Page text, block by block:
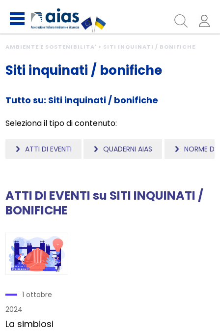
AMBIENTE E SOSTENIBILITA' > SITI INQUINATI / BONIFICHE
Siti inquinati / bonifiche
Tutto su: Siti inquinati / bonifiche
Seleziona il tipo di contenuto:
ATTI DI EVENTI QUADERNI AIAS NORME DI
ATTI DI EVENTIsu SITI INQUINATI /
BONIFICHE
1 ottobre
2024
La simbiosi